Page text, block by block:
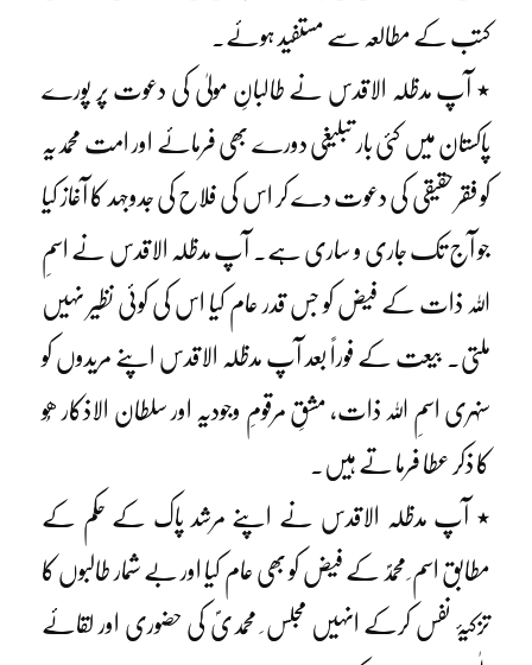
کتب کے مطالعہ سے مستفید ہوئے۔
٭ آپ مدظلہ الاقدس نے طالبانِ مولیٰ کی دعوت پر پورے
پاکستان میں کئی بار تبلیغی دورے بھی فرمائے اور امت محمدیہ
کو فقر حقیقی کی دعوت دے کر اس کی فلاح کی جدوجہد کا آغاز کیا
جو آج تک جاری و ساری ہے۔ آپ مدظلہ الاقدس نے اسمِ
اللہ ذات کے فیض کو جس قدر عام کیا اس کی کوئی نظیر نہیں
ملتی۔ بیعت کے فوراً بعد آپ مدظلہ الاقدس اپنے مریدوں کو
سنہری اسمِ اللہ ذات، مشقِ مرقومِ وجودیہ اور سلطان الاذکار ھُو
کا ذکر عطا فرما تے ہیں۔
٭ آپ مدظلہ الاقدس نے اپنے مرشد پاک کے حکم کے
مطابق اسم ِ محمدؐ کے فیض کو بھی عام کیا اور بے شمار طالبوں کا
تزکیۂ نفس کرکے انہیں مجلس ِ محمدیؐ کی حضوری اور لقائے